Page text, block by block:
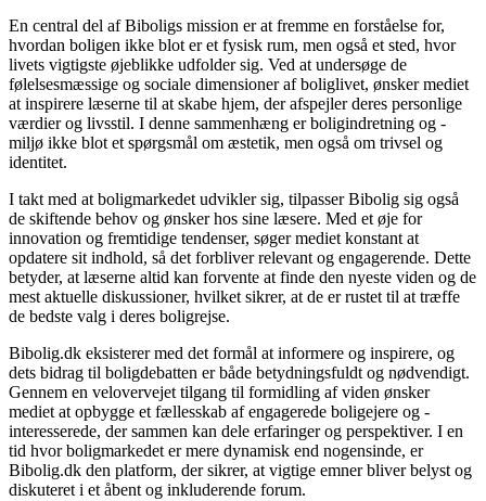
En central del af Biboligs mission er at fremme en forståelse for,
hvordan boligen ikke blot er et fysisk rum, men også et sted, hvor
livets vigtigste øjeblikke udfolder sig. Ved at undersøge de
følelsesmæssige og sociale dimensioner af boliglivet, ønsker mediet
at inspirere læserne til at skabe hjem, der afspejler deres personlige
værdier og livsstil. I denne sammenhæng er boligindretning og -
miljø ikke blot et spørgsmål om æstetik, men også om trivsel og
identitet.
I takt med at boligmarkedet udvikler sig, tilpasser Bibolig sig også
de skiftende behov og ønsker hos sine læsere. Med et øje for
innovation og fremtidige tendenser, søger mediet konstant at
opdatere sit indhold, så det forbliver relevant og engagerende. Dette
betyder, at læserne altid kan forvente at finde den nyeste viden og de
mest aktuelle diskussioner, hvilket sikrer, at de er rustet til at træffe
de bedste valg i deres boligrejse.
Bibolig.dk eksisterer med det formål at informere og inspirere, og
dets bidrag til boligdebatten er både betydningsfuldt og nødvendigt.
Gennem en velovervejet tilgang til formidling af viden ønsker
mediet at opbygge et fællesskab af engagerede boligejere og -
interesserede, der sammen kan dele erfaringer og perspektiver. I en
tid hvor boligmarkedet er mere dynamisk end nogensinde, er
Bibolig.dk den platform, der sikrer, at vigtige emner bliver belyst og
diskuteret i et åbent og inkluderende forum.